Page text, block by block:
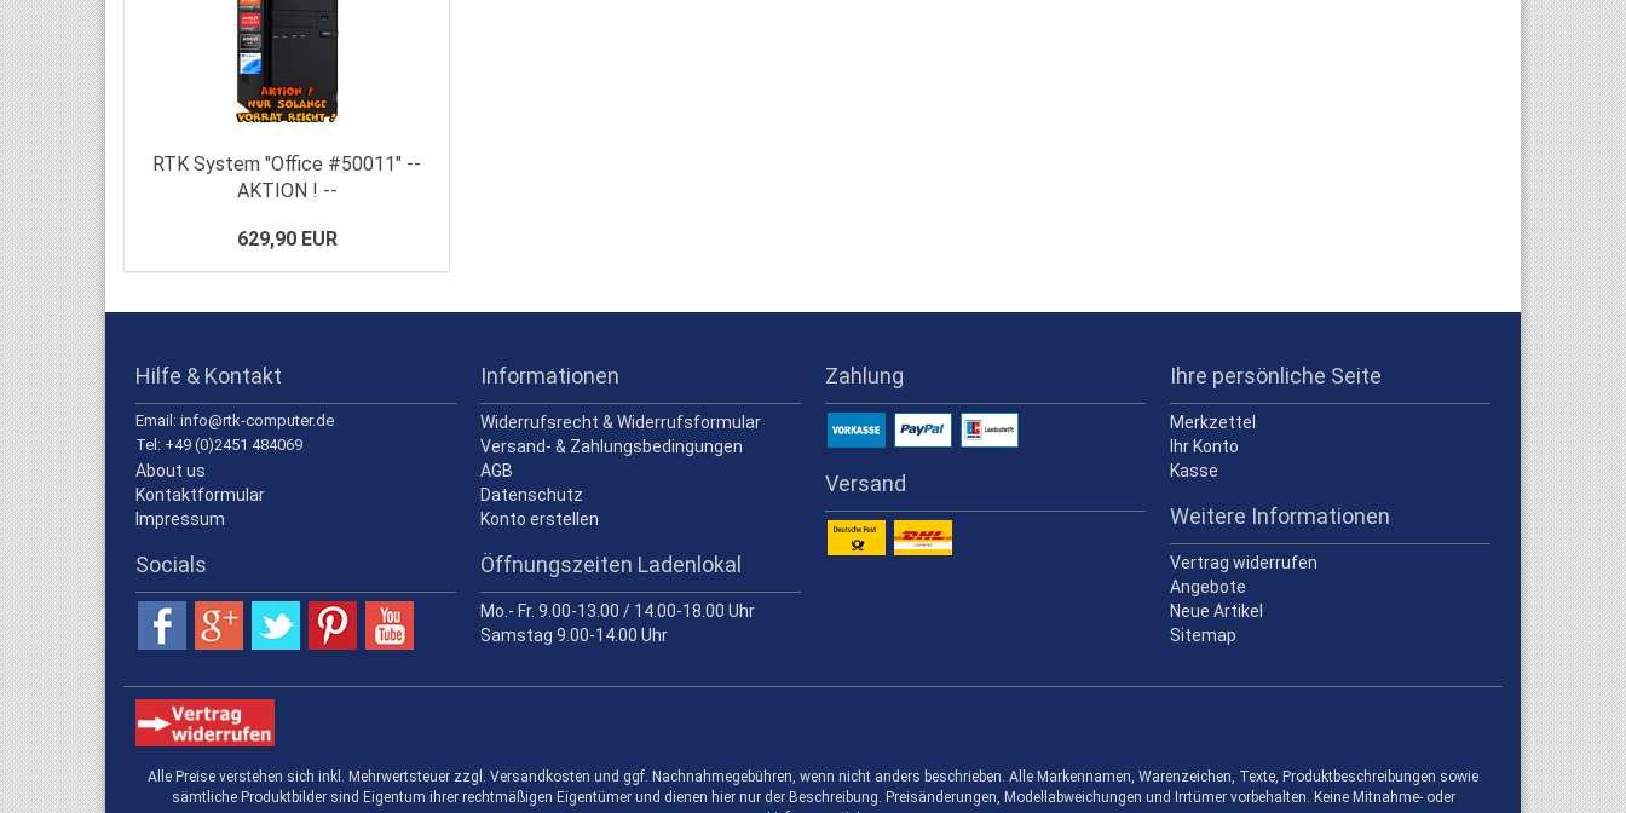
RTK System "Office #50011" --
AKTION ! --
629,90 EUR
Hilfe & Kontakt
Email: info@rtk-computer.de
Tel: +49 (0)2451 484069
About us
Kontaktformular
Impressum
Socials
Informationen
Widerrufsrecht & Widerrufsformular
Versand- & Zahlungsbedingungen
AGB
Datenschutz
Konto erstellen
Öffnungszeiten Ladenlokal
Mo.- Fr. 9.00-13.00 / 14.00-18.00 Uhr
Samstag 9.00-14.00 Uhr
Zahlung
Versand
Ihre persönliche Seite
Merkzettel
Ihr Konto
Kasse
Weitere Informationen
Vertrag widerrufen
Angebote
Neue Artikel
Sitemap
Alle Preise verstehen sich inkl. Mehrwertsteuer zzgl. Versandkosten und ggf. Nachnahmegebühren, wenn nicht anders beschrieben. Alle Markennamen, Warenzeichen, Texte, Produktbeschreibungen sowie
sämtliche Produktbilder sind Eigentum ihrer rechtmäßigen Eigentümer und dienen hier nur der Beschreibung. Preisänderungen, Modellabweichungen und Irrtümer vorbehalten. Keine Mitnahme- oder